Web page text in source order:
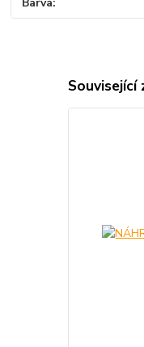
Související